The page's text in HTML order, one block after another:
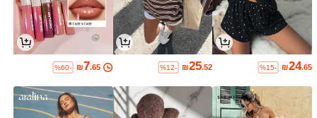
₪24.65
%15-
₪25.52
%12-
₪7.65
%60-